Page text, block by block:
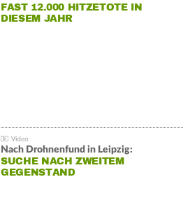
FAST 12.000 HITZETOTE IN
DIESEM JAHR
Nach Drohnenfund in Leipzig:
SUCHE NACH ZWEITEM
GEGENSTAND